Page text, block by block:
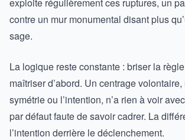
contre un mur monumental disant plus
sage.
La logique reste constante : briser la
maîtriser d’abord. Un centrage
symétrie ou l’intention, n’a rien à voir
par défaut faute de savoir cadrer. La
l’intention derrière le déclenchement.